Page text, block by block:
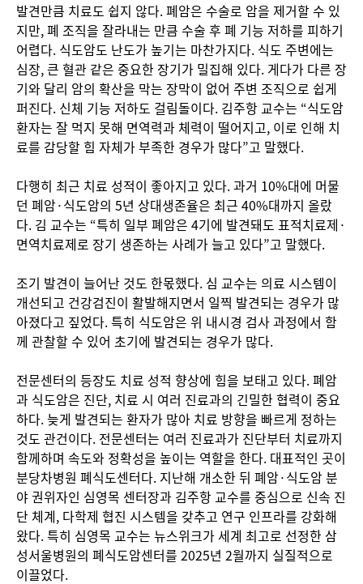
발견만큼 치료도 쉽지 않다. 폐암은 수술로 암을 제거할 수 있
지만, 폐 조직을 잘라내는 만큼 수술 후 폐 기능 저하를 피하기
어렵다. 식도암도 난도가 높기는 마찬가지다. 식도 주변에는
심장, 큰 혈관 같은 중요한 장기가 밀집해 있다. 게다가 다른 장
기와 달리 암의 확산을 막는 장막이 없어 주변 조직으로 쉽게
퍼진다. 신체 기능 저하도 걸림돌이다. 김주항 교수는 “식도암
환자는 잘 먹지 못해 면역력과 체력이 떨어지고, 이로 인해 치
료를 감당할 힘 자체가 부족한 경우가 많다”고 말했다.
다행히 최근 치료 성적이 좋아지고 있다. 과거 10%대에 머물
던 폐암·식도암의 5년 상대생존율은 최근 40%대까지 올랐
다. 김 교수는 “특히 일부 폐암은 4기에 발견돼도 표적치료제·
면역치료제로 장기 생존하는 사례가 늘고 있다”고 말했다.
조기 발견이 늘어난 것도 한몫했다. 심 교수는 의료 시스템이
개선되고 건강검진이 활발해지면서 일찍 발견되는 경우가 많
아졌다고 짚었다. 특히 식도암은 위 내시경 검사 과정에서 함
께 관찰할 수 있어 초기에 발견되는 경우가 많다.
전문센터의 등장도 치료 성적 향상에 힘을 보태고 있다. 폐암
과 식도암은 진단, 치료 시 여러 진료과의 긴밀한 협력이 중요
하다. 늦게 발견되는 환자가 많아 치료 방향을 빠르게 정하는
것도 관건이다. 전문센터는 여러 진료과가 진단부터 치료까지
함께하며 속도와 정확성을 높이는 역할을 한다. 대표적인 곳이
분당차병원 폐식도센터다. 지난해 개소한 뒤 폐암·식도암 분
야 권위자인 심영목 센터장과 김주항 교수를 중심으로 신속 진
단 체계, 다학제 협진 시스템을 갖추고 연구 인프라를 강화해
왔다. 특히 심영목 교수는 뉴스위크가 세계 최고로 선정한 삼
성서울병원의 폐식도암센터를 2025년 2월까지 실질적으로
이끌었다.